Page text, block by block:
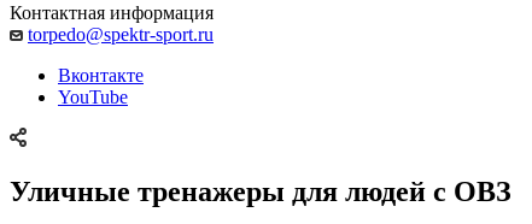
Контактная информация
torpedo@spektr-sport.ru
Вконтакте
YouTube
Уличные тренажеры для людей с ОВЗ